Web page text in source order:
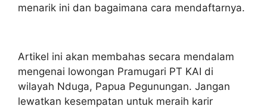
menarik ini dan bagaimana cara mendaftarnya.
Artikel ini akan membahas secara mendalam
mengenai lowongan Pramugari PT KAI di
wilayah Nduga, Papua Pegunungan. Jangan
lewatkan kesempatan untuk meraih karir